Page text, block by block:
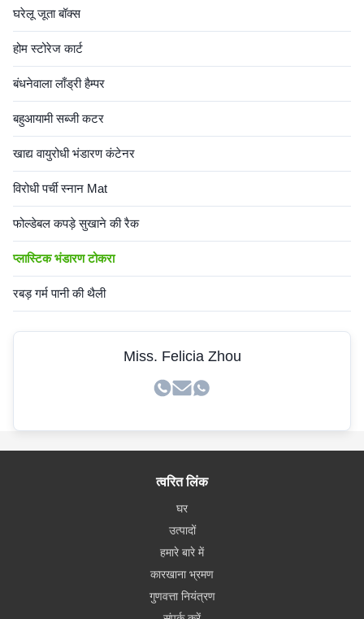
घरेलू जूता बॉक्स
होम स्टोरेज कार्ट
बंधनेवाला लाँड्री हैम्पर
बहुआयामी सब्जी कटर
खाद्य वायुरोधी भंडारण कंटेनर
विरोधी पर्ची स्नान Mat
फोल्डेबल कपड़े सुखाने की रैक
प्लास्टिक भंडारण टोकरा
रबड़ गर्म पानी की थैली
Miss. Felicia Zhou
त्वरित लिंक
घर
उत्पादों
हमारे बारे में
कारखाना भ्रमण
गुणवत्ता नियंत्रण